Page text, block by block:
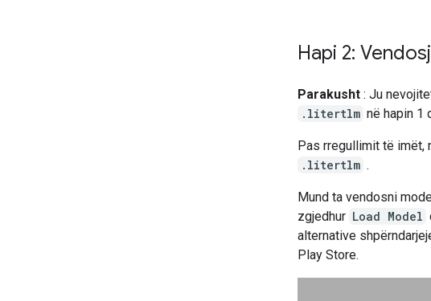
Hapi 2:
Parakusht : Ju
.litertlm në hapin 1
Pas rregullimit të imët,
.litertlm .
Mund ta vendosni
zgjedhur Load Model
alternative
Play Store.